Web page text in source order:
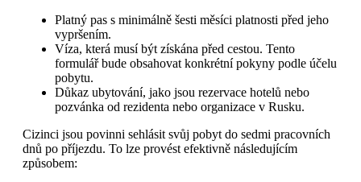
Platný pas s minimálně šesti měsíci platnosti před jeho
vypršením.
Víza, která musí být získána před cestou. Tento
formulář bude obsahovat konkrétní pokyny podle účelu
pobytu.
Důkaz ubytování, jako jsou rezervace hotelů nebo
pozvánka od rezidenta nebo organizace v Rusku.
Cizinci jsou povinni sehlásit svůj pobyt do sedmi pracovních
dnů po příjezdu. To lze provést efektivně následujícím
způsobem: